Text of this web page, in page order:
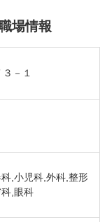
場情報
－１
,小児科,外科,整形
,眼科